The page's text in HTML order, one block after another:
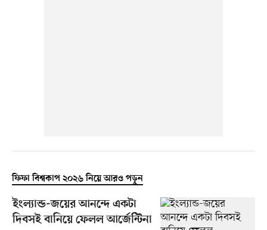
ফিফা বিশ্বকাপ ২০২৬ নিয়ে আরও পড়ুন
ইংল্যান্ড-জয়ের আনন্দে একটা
দিবসই বানিয়ে ফেলল আর্জেন্টিনা